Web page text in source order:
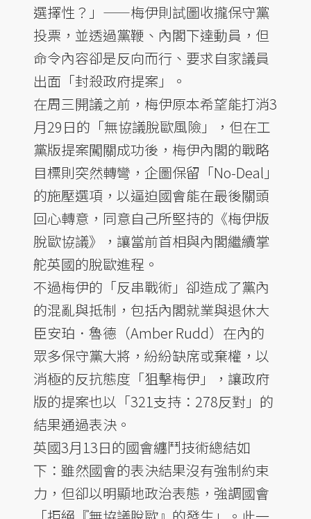
選擇性？」——梅伊則試圖收攏保守黨
投票，並透過黨鞭、內閣下達動員，但
命令內容卻是反向而行、要求自家議員
出面「封殺政府提案」。
在周三開議之前，梅伊原本希望能打消3
月29日的「無協議脫歐風險」，但在工
黨版提案闖關成功後，梅伊內閣的戰略
目標則突然轉彎，企圖保留「No-Deal」
的施壓選項，以逼迫國會能在最後關頭
回心轉意，同意自己所堅持的《梅伊版
脫歐協議》，讓當前首相與內閣繼續掌
舵英國的脫歐進程。
不過梅伊的「反串戰術」卻造成了黨內
的混亂與抵制，包括內閣就業與退休大
臣安珀．魯德（Amber Rudd）在內的
眾多保守黨大將，紛紛缺席或棄權，以
消極的反抗態度「狙擊梅伊」，讓政府
版的提案也以「321支持：278反對」的
結果通過表決。
英國3月13日的國會纏鬥技術總結如
下：雖然國會的表決結果沒有強制約束
力，但卻以明顯地政治表態，強調國會